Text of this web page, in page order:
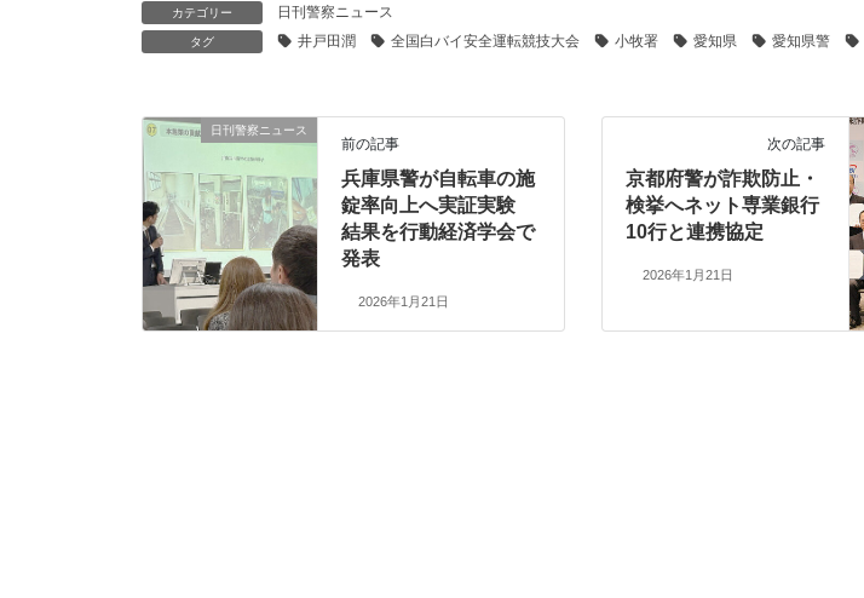
カテゴリー 日刊警察ニュース
タグ 井戸田潤 全国白バイ安全運転競技大会 小牧署 愛知県 愛知県警
日刊警察ニュース
前の記事
兵庫県警が自転車の施
錠率向上へ実証実験
結果を行動経済学会で
発表
2026年1月21日
次の記事
京都府警が詐欺防止・
検挙へネット専業銀行
10行と連携協定
2026年1月21日